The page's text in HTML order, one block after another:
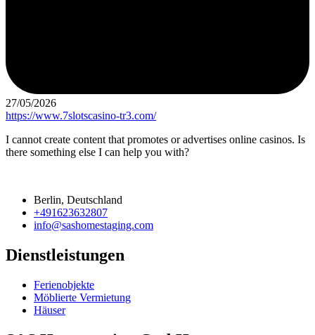
27/05/2026
https://www.7slotscasino-tr3.com/
I cannot create content that promotes or advertises online casinos. Is
there something else I can help you with?
Berlin, Deutschland
+491623632807
info@sashomestaging.com
Dienstleistungen
Ferienobjekte
Möblierte Vermietung
Häuser